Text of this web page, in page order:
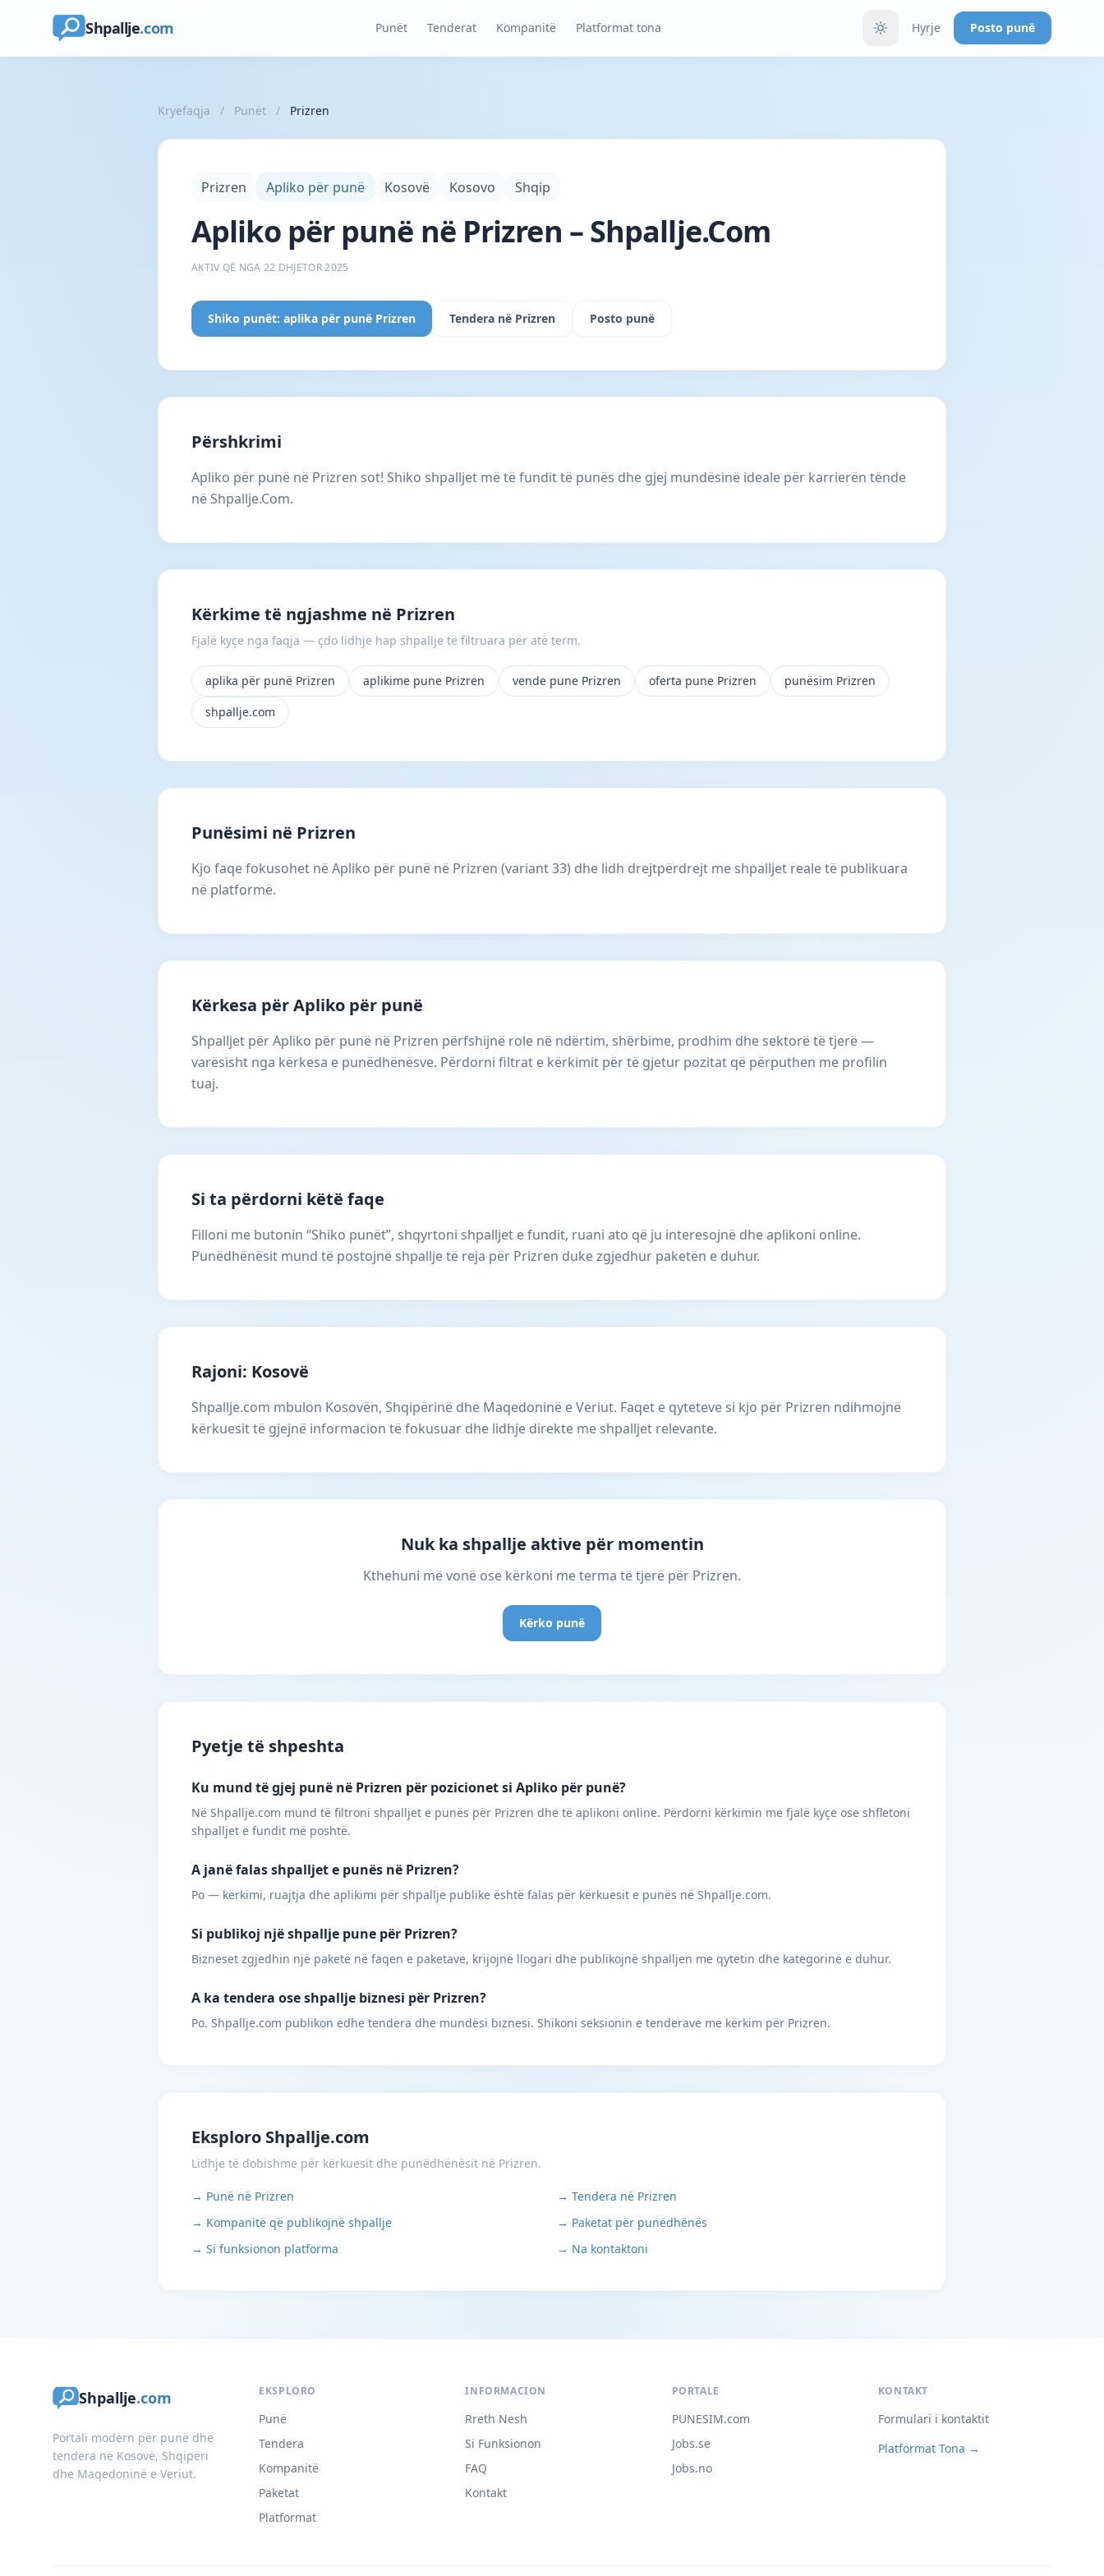
Shpallje.com Punët Tenderat Kompanitë Platformat tona Hyrje Posto punë
Kryefaqja / Punët / Prizren
Prizren Apliko për punë Kosovë Kosovo Shqip
Apliko për punë në Prizren – Shpallje.Com
AKTIV QË NGA 22 DHJETOR 2025
Shiko punët: aplika për punë Prizren Tendera në Prizren Posto punë
Përshkrimi
Apliko për punë në Prizren sot! Shiko shpalljet më të fundit të punës dhe gjej mundësinë ideale për karrierën tënde
në Shpallje.Com.
Kërkime të ngjashme në Prizren
Fjalë kyçe nga faqja — çdo lidhje hap shpallje të filtruara për atë term.
aplika për punë Prizren aplikime pune Prizren vende pune Prizren oferta pune Prizren
punësim Prizren
shpallje.com
Punësimi në Prizren
Kjo faqe fokusohet në Apliko për punë në Prizren (variant 33) dhe lidh drejtpërdrejt me shpalljet reale të publikuara
në platformë.
Kërkesa për Apliko për punë
Shpalljet për Apliko për punë në Prizren përfshijnë role në ndërtim, shërbime, prodhim dhe sektorë të tjerë —
varësisht nga kërkesa e punëdhënësve. Përdorni filtrat e kërkimit për të gjetur pozitat që përputhen me profilin
tuaj.
Si ta përdorni këtë faqe
Filloni me butonin “Shiko punët”, shqyrtoni shpalljet e fundit, ruani ato që ju interesojnë dhe aplikoni online.
Punëdhënësit mund të postojnë shpallje të reja për Prizren duke zgjedhur paketën e duhur.
Rajoni: Kosovë
Shpallje.com mbulon Kosovën, Shqipërinë dhe Maqedoninë e Veriut. Faqet e qyteteve si kjo për Prizren ndihmojnë
kërkuesit të gjejnë informacion të fokusuar dhe lidhje direkte me shpalljet relevante.
Nuk ka shpallje aktive për momentin
Kthehuni më vonë ose kërkoni me terma të tjerë për Prizren.
Kërko punë
Pyetje të shpeshta
Ku mund të gjej punë në Prizren për pozicionet si Apliko për punë?
Në Shpallje.com mund të filtroni shpalljet e punës për Prizren dhe të aplikoni online. Përdorni kërkimin me fjalë kyçe ose shfletoni
shpalljet e fundit më poshtë.
A janë falas shpalljet e punës në Prizren?
Po — kërkimi, ruajtja dhe aplikimi për shpallje publike është falas për kërkuesit e punës në Shpallje.com.
Si publikoj një shpallje pune për Prizren?
Bizneset zgjedhin një paketë në faqen e paketave, krijojnë llogari dhe publikojnë shpalljen me qytetin dhe kategorinë e duhur.
A ka tendera ose shpallje biznesi për Prizren?
Po. Shpallje.com publikon edhe tendera dhe mundësi biznesi. Shikoni seksionin e tenderave me kërkim për Prizren.
Eksploro Shpallje.com
Lidhje të dobishme për kërkuesit dhe punëdhënësit në Prizren.
→ Punë në Prizren
→ Tendera në Prizren
→ Kompanitë që publikojnë shpallje
→ Paketat për punëdhënës
→ Si funksionon platforma
→ Na kontaktoni
Shpallje.com
Portali modern për punë dhe
tendera në Kosovë, Shqipëri
dhe Maqedoninë e Veriut.
EKSPLORO
Punë
Tendera
Kompanitë
Paketat
Platformat
INFORMACION
Rreth Nesh
Si Funksionon
FAQ
Kontakt
PORTALE
PUNESIM.com
Jobs.se
Jobs.no
KONTAKT
Formulari i kontaktit
Platformat Tona →